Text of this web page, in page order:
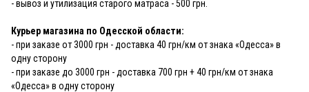
- вывоз и утилизация старого матраса - 500 грн.
Курьер магазина по Одесской области:
- при заказе от 3000 грн - доставка 40 грн/км от знака «Одесса» в
одну сторону
- при заказе до 3000 грн - доставка 700 грн + 40 грн/км от знака
«Одесса» в одну сторону